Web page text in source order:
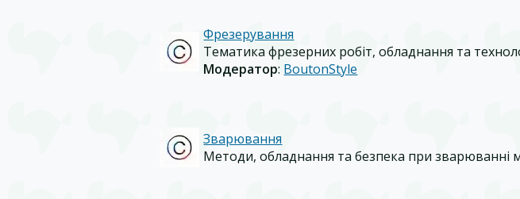
Фрезерування
Тематика фрезерних робіт, обладнання та
Модератор: BoutonStyle
Зварювання
Методи, обладнання та безпека при зварюванні